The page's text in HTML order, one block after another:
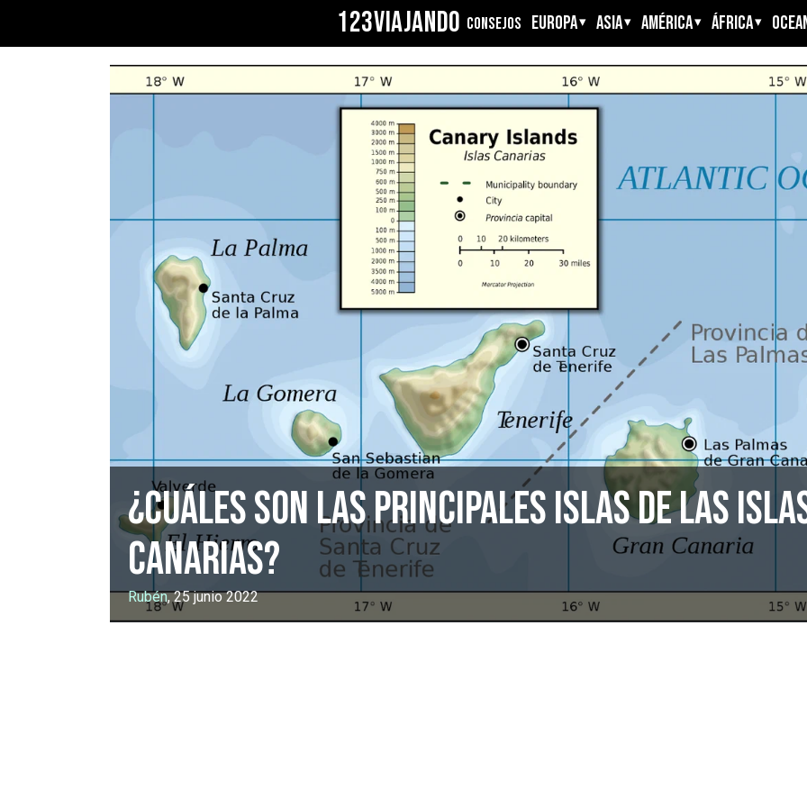
123VIAJANDO CONSEJOS EUROPA ASIA AMÉRICA ÁFRICA
¿Cuáles son las principales islas de las
Canarias?
Rubén, 25 junio 2022